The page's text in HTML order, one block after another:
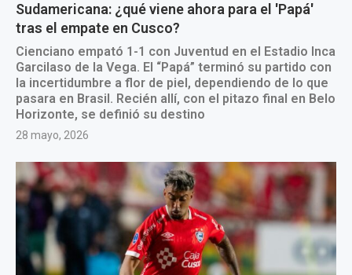
Sudamericana: ¿qué viene ahora para el 'Papá'
tras el empate en Cusco?
Cienciano empató 1-1 con Juventud en el Estadio Inca
Garcilaso de la Vega. El “Papá” terminó su partido con
la incertidumbre a flor de piel, dependiendo de lo que
pasara en Brasil. Recién allí, con el pitazo final en Belo
Horizonte, se definió su destino
28 mayo, 2026